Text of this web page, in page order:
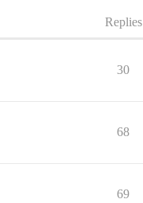
Replies
30
68
69